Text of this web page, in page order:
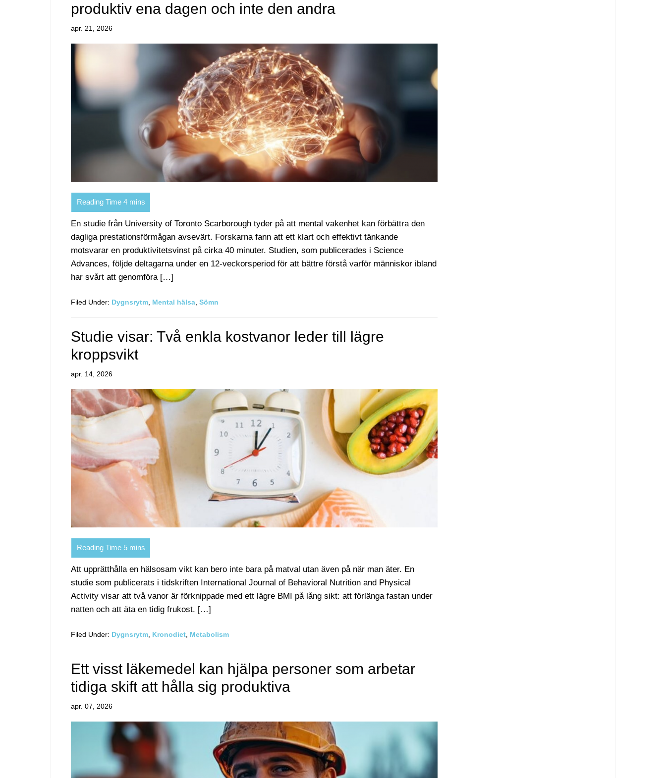
produktiv ena dagen och inte den andra
apr. 21, 2026
En studie från University of Toronto Scarborough tyder på att mental vakenhet kan förbättra den
dagliga prestationsförmågan avsevärt. Forskarna fann att ett klart och effektivt tänkande
motsvarar en produktivitetsvinst på cirka 40 minuter. Studien, som publicerades i Science
Advances, följde deltagarna under en 12-veckorsperiod för att bättre förstå varför människor ibland
har svårt att genomföra […]
Filed Under: Dygnsrytm Mental hälsa Sömn
Studie visar: Två enkla kostvanor leder till lägre
kroppsvikt
apr. 14, 2026
Att upprätthålla en hälsosam vikt kan bero inte bara på matval utan även på när man äter. En
studie som publicerats i tidskriften International Journal of Behavioral Nutrition and Physical
Activity visar att två vanor är förknippade med ett lägre BMI på lång sikt: att förlänga fastan under
natten och att äta en tidig frukost. […]
Filed Under: Dygnsrytm Kronodiet Metabolism
Ett visst läkemedel kan hjälpa personer som arbetar
tidiga skift att hålla sig produktiva
apr. 07, 2026